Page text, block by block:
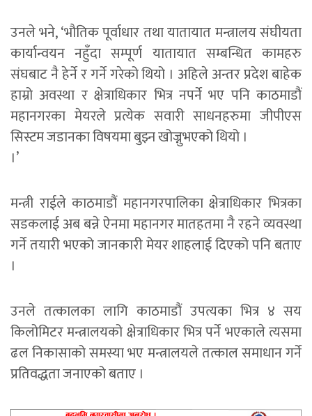
उनले भने, ‘भौतिक पूर्वाधार तथा यातायात मन्त्रालय संघीयता
कार्यान्वयन नहुँदा सम्पूर्ण यातायात सम्बन्धित कामहरु
संघबाट नै हेर्ने र गर्ने गरेको थियो । अहिले अन्तर प्रदेश बाहेक
हाम्रो अवस्था र क्षेत्राधिकार भित्र नपर्ने भए पनि काठमाडौं
महानगरका मेयरले प्रत्येक सवारी साधनहरुमा जीपीएस
सिस्टम जडानका विषयमा बुझ्न खोज्नुभएको थियो ।
।’
मन्त्री राईले काठमाडौं महानगरपालिका क्षेत्राधिकार भित्रका
सडकलाई अब बन्ने ऐनमा महानगर मातहतमा नै रहने व्यवस्था
गर्ने तयारी भएको जानकारी मेयर शाहलाई दिएको पनि बताए
।
उनले तत्कालका लागि काठमाडौं उपत्यका भित्र ४ सय
किलोमिटर मन्त्रालयको क्षेत्राधिकार भित्र पर्ने भएकाले त्यसमा
ढल निकासाको समस्या भए मन्त्रालयले तत्काल समाधान गर्ने
प्रतिवद्धता जनाएको बताए ।